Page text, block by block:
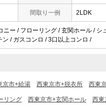
間取り一例 2LDK
ー / フローリング / 玄関ホール / シ
ン / ガスコンロ / 3口以上コンロ /
京市+給湯 西東京市+脱衣所 西東
リング 西東京市+玄関ホール 西東